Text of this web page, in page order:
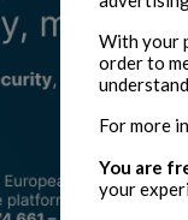
With your
order to
For more
You are
your